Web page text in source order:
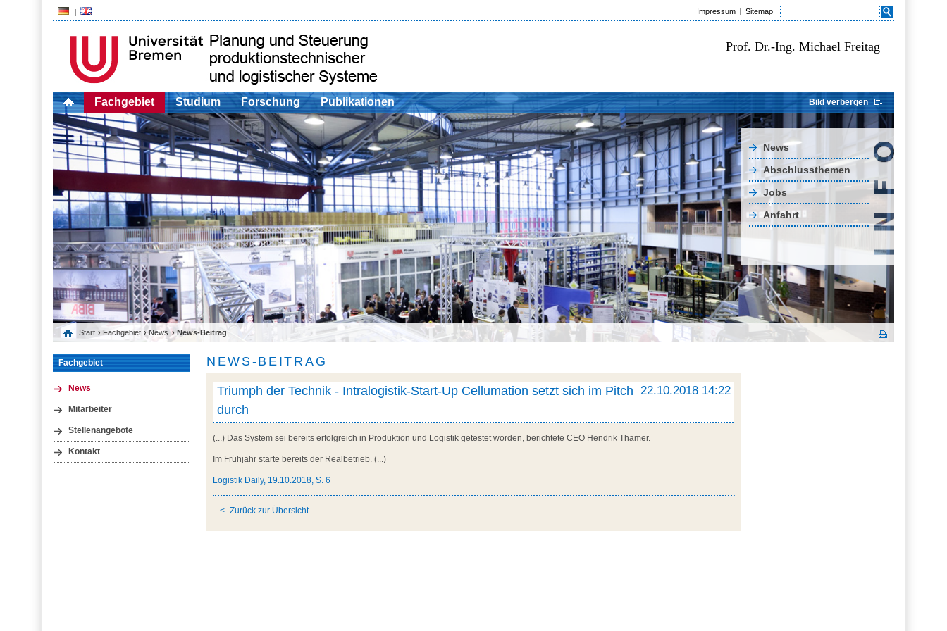
Impressum Sitemap
Prof. Dr.-Ing. Michael Freitag
Fachgebiet Studium Forschung Publikationen Bild verbergen
News
Abschlussthemen
Jobs
Anfahrt
Start › Fachgebiet ›News › News-Beitrag
Fachgebiet
News
Mitarbeiter
Stellenangebote
Kontakt
NEWS-BEITRAG
22.10.2018 14:22
Triumph der Technik - Intralogistik-Start-Up Cellumation setzt sich im Pitch
durch
(...) Das System sei bereits erfolgreich in Produktion und Logistik getestet worden, berichtete CEO Hendrik Thamer.
Im Frühjahr starte bereits der Realbetrieb. (...)
Logistik Daily, 19.10.2018, S. 6
<- Zurück zur Übersicht